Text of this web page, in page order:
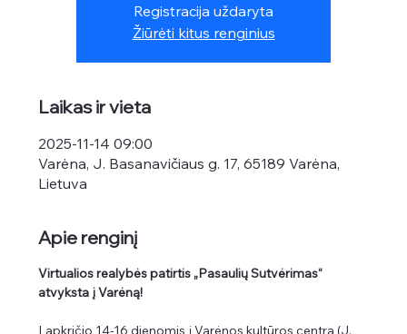
Registracija uždaryta
Žiūrėti kitus renginius
Laikas ir vieta
2025-11-14 09:00
Varėna, J. Basanavičiaus g. 17, 65189 Varėna,
Lietuva
Apie renginį
Virtualios realybės patirtis „Pasaulių Sutvėrimas“
atvyksta į Varėną!
Lapkričio 14-16 dienomis į Varėnos kultūros centrą (J.